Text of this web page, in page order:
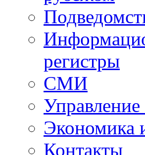
регистры
СМИ
Экономика
Контакты